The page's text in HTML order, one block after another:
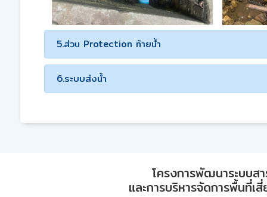
5.ส่วน Protection ท้ายน้ำ
6.ระบบส่งน้ำ
โครงการพัฒนาระบบส
และการบริหารจัดการพื้นที่เ